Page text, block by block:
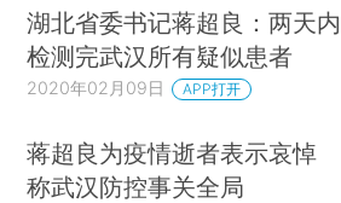
湖北省委书记蒋超良：两天内
检测完武汉所有疑似患者
2020年02月09日 APP打开
蒋超良为疫情逝者表示哀悼
称武汉防控事关全局